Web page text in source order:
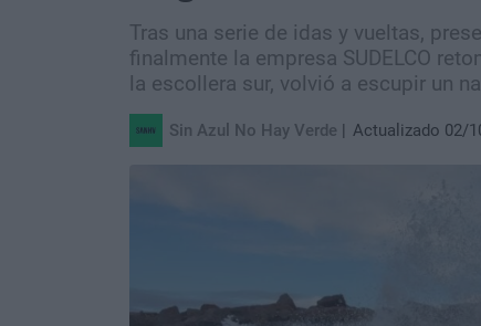
Tras una serie de idas y vueltas,
finalmente la empresa SUDELCO
la escollera sur, volvió a escupir un
Sin Azul No Hay Verde Actualizado 02/